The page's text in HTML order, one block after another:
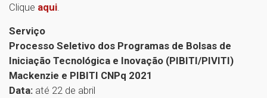
Clique aqui
Serviço
Processo Seletivo dos Programas de Bolsas de
Iniciação Tecnológica e Inovação (PIBITI/PIVITI)
Mackenzie e PIBITI CNPq 2021
Data: até 22 de abril